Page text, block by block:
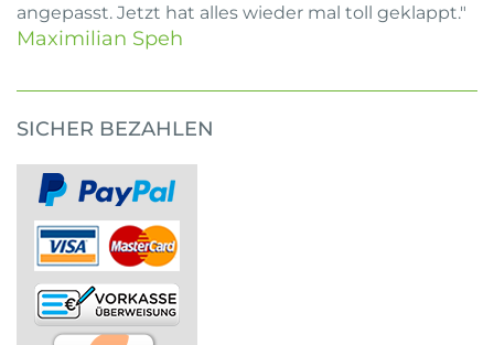
angepasst. Jetzt hat alles wieder mal toll geklappt."
Maximilian Speh
SICHER BEZAHLEN